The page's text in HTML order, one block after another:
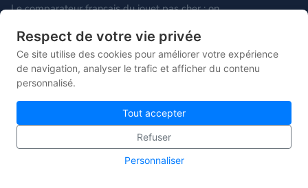
Respect de votre vie privée
Ce site utilise des cookies pour améliorer votre expérience
de navigation, analyser le trafic et afficher du contenu
personnalisé.
Tout accepter
Refuser
Personnaliser
Le comparateur français du jouet pas cher : on
bon cadeau, au meilleur tarif.